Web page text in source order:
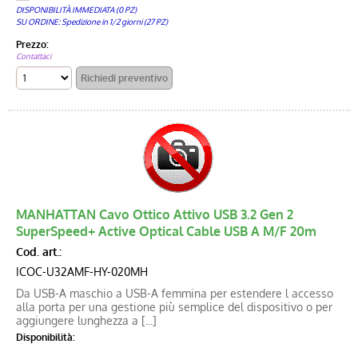
DISPONIBILITÀ IMMEDIATA (0 PZ)
SU ORDINE: Spedizione in 1/2 giorni (27 PZ)
Prezzo:
Contattaci
MANHATTAN Cavo Ottico Attivo USB 3.2 Gen 2
SuperSpeed+ Active Optical Cable USB A M/F 20m
Cod. art.:
ICOC-U32AMF-HY-020MH
Da USB-A maschio a USB-A femmina per estendere l accesso
alla porta per una gestione più semplice del dispositivo o per
aggiungere lunghezza a [...]
Disponibilità: